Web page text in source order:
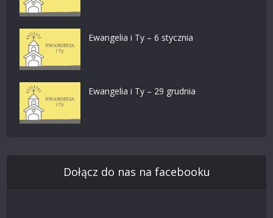
Ewangelia i Ty – 6 stycznia
Ewangelia i Ty – 29 grudnia
Dołącz do nas na facebooku